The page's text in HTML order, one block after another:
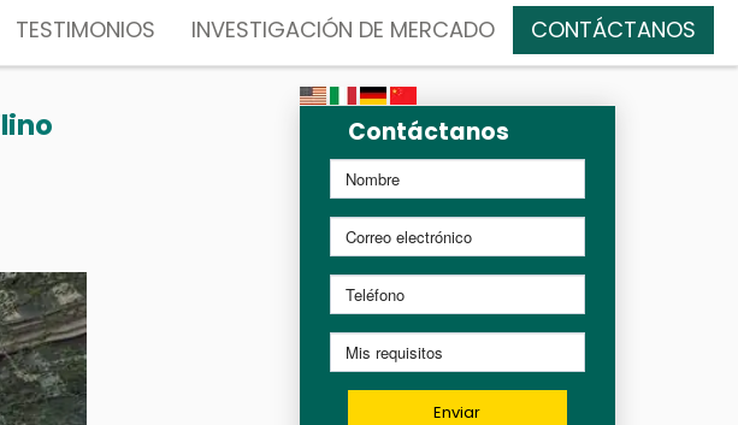
TESTIMONIOS INVESTIGACIÓN DE MERCADO CONTÁCTANOS
Contáctanos
Enviar